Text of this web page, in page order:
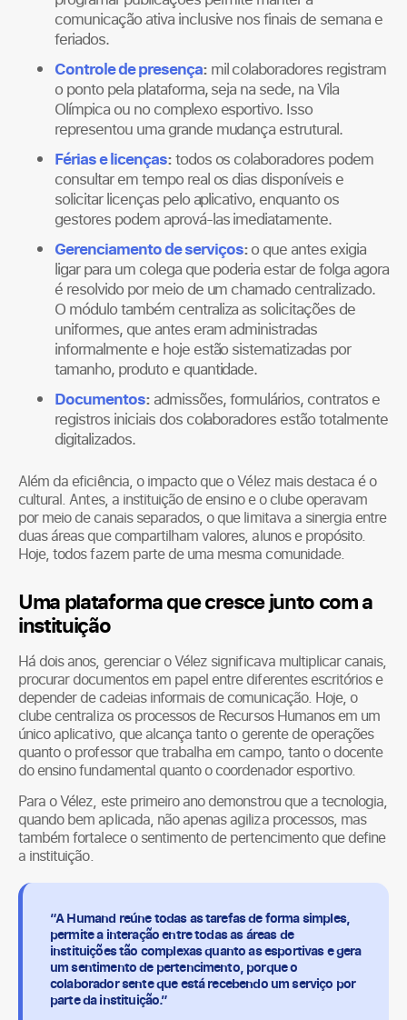
comunicação ativa inclusive nos finais de semana e
feriados.
Controle de presença:mil colaboradores registram
o ponto pela plataforma, seja na sede, na Vila
Olímpica ou no complexo esportivo. Isso
representou uma grande mudança estrutural.
Férias e licenças:todos os colaboradores podem
consultar em tempo real os dias disponíveis e
solicitar licenças pelo aplicativo, enquanto os
gestores podem aprová-las imediatamente.
Gerenciamento de serviços:o que antes exigia
ligar para um colega que poderia estar de folga agora
é resolvido por meio de um chamado centralizado.
O módulo também centraliza as solicitações de
uniformes, que antes eram administradas
informalmente e hoje estão sistematizadas por
tamanho, produto e quantidade.
Documentos:admissões, formulários, contratos e
registros iniciais dos colaboradores estão totalmente
digitalizados.
Além da eficiência, o impacto que o Vélez mais destaca é o
cultural. Antes, a instituição de ensino e o clube operavam
por meio de canais separados, o que limitava a sinergia entre
duas áreas que compartilham valores, alunos e propósito.
Hoje, todos fazem parte de uma mesma comunidade.
Uma plataforma que cresce junto com a
instituição
Há dois anos, gerenciar o Vélez significava multiplicar canais,
procurar documentos em papel entre diferentes escritórios e
depender de cadeias informais de comunicação. Hoje, o
clube centraliza os processos de Recursos Humanos em um
único aplicativo, que alcança tanto o gerente de operações
quanto o professor que trabalha em campo, tanto o docente
do ensino fundamental quanto o coordenador esportivo.
Para o Vélez, este primeiro ano demonstrou que a tecnologia,
quando bem aplicada, não apenas agiliza processos, mas
também fortalece o sentimento de pertencimento que define
a instituição.
“A Humand reúne todas as tarefas de forma simples,
permite a interação entre todas as áreas de
instituições tão complexas quanto as esportivas e gera
um sentimento de pertencimento, porque o
colaborador sente que está recebendo um serviço por
parte da instituição.”